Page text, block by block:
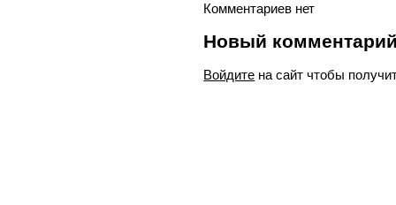
Комментариев нет
Новый
Войдите на сайт чтобы